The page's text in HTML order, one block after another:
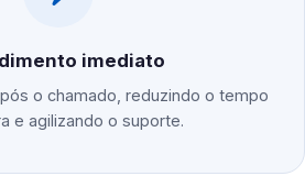
imediato
o chamado, reduzindo o tempo
e agilizando o suporte.